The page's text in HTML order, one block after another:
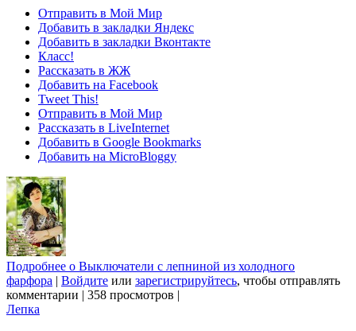
Отправить в Мой Мир
Добавить в закладки Яндекс
Добавить в закладки Вконтакте
Класс!
Рассказать в ЖЖ
Добавить на Facebook
Tweet This!
Отправить в Мой Мир
Рассказать в LiveInternet
Добавить в Google Bookmarks
Добавить на MicroBloggy
Подробнее о Выключатели с лепниной из холодного
фарфора | Войдите или зарегистрируйтесь, чтобы отправлять
комментарии | 358 просмотров |
Лепка